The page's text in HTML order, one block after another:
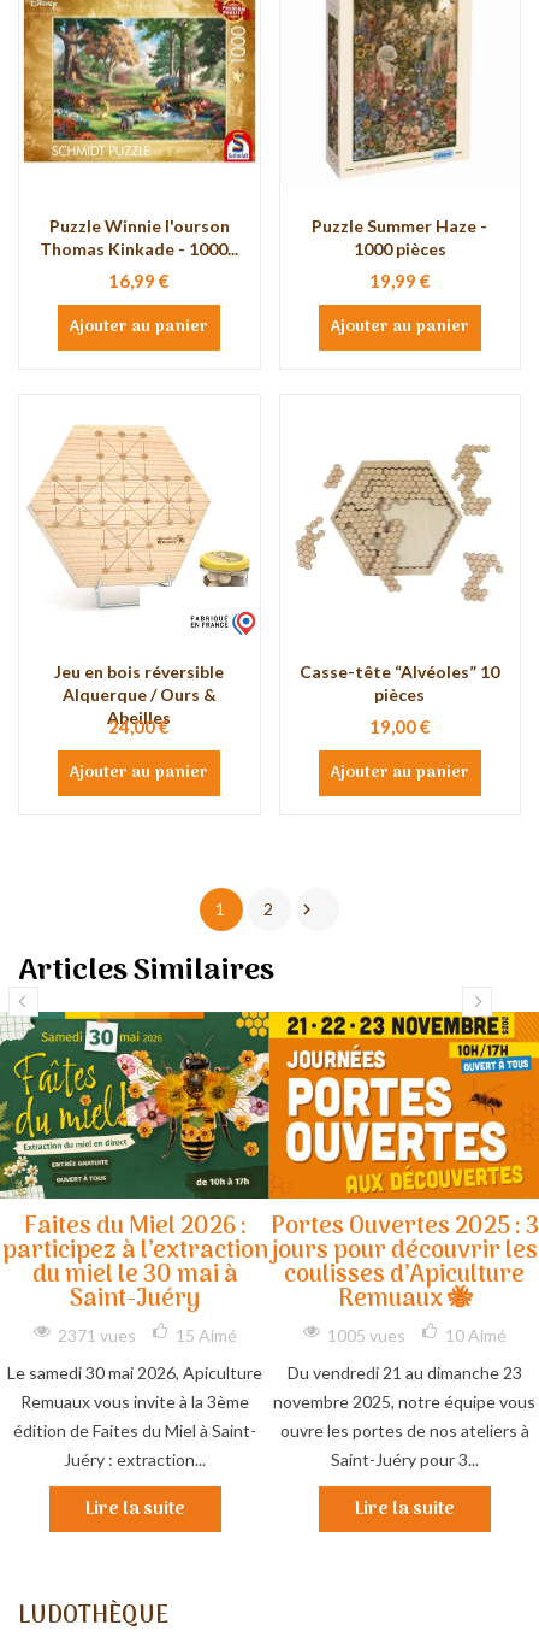
LUDOTHÈQUE
Puzzle Winnie l'ourson
Thomas Kinkade - 1000...
16,99 €
Ajouter au panier
Puzzle Summer Haze -
1000 pièces
19,99 €
Ajouter au panier
Jeu en bois réversible
Alquerque / Ours &
Abeilles
24,00 €
Ajouter au panier
Casse-tête “Alvéoles” 10
pièces
19,00 €
Ajouter au panier
1 2 
Articles Similaires
Faites du Miel 2026 :
participez à l’extraction
du miel le 30 mai à
Saint-Juéry
2371 vues 15 Aimé
Le samedi 30 mai 2026, Apiculture
Remuaux vous invite à la 3ème
édition de Faites du Miel à Saint-
Juéry : extraction...
Lire la suite
Portes Ouvertes 2025 : 3
jours pour découvrir les
coulisses d’Apiculture
Remuaux 🐝
1005 vues 10 Aimé
Du vendredi 21 au dimanche 23
novembre 2025, notre équipe vous
ouvre les portes de nos ateliers à
Saint-Juéry pour 3...
Lire la suite